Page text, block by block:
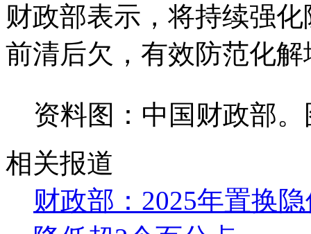
财政部表示，将持续强
前清后欠，有效防范化
资料图：中国财政部
相关报道
财政部：2025年置换